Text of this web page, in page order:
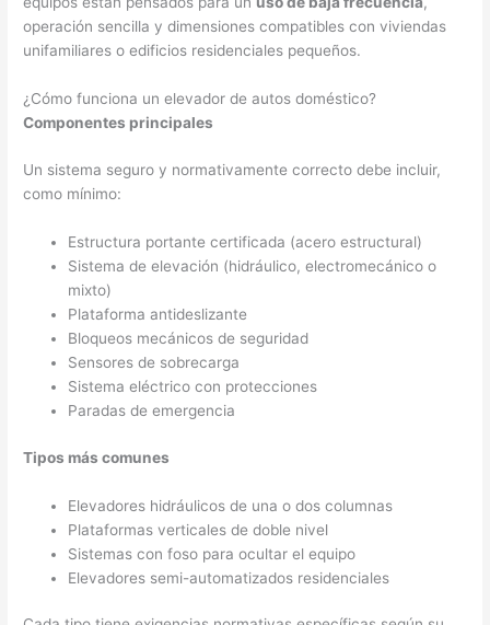
operación sencilla y dimensiones compatibles con viviendas
unifamiliares o edificios residenciales pequeños.
¿Cómo funciona un elevador de autos doméstico?
Componentes principales
Un sistema seguro y normativamente correcto debe incluir,
como mínimo:
Estructura portante certificada (acero estructural)
Sistema de elevación (hidráulico, electromecánico o
mixto)
Plataforma antideslizante
Bloqueos mecánicos de seguridad
Sensores de sobrecarga
Sistema eléctrico con protecciones
Paradas de emergencia
Tipos más comunes
Elevadores hidráulicos de una o dos columnas
Plataformas verticales de doble nivel
Sistemas con foso para ocultar el equipo
Elevadores semi-automatizados residenciales